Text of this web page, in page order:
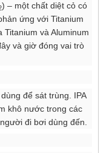
) – một chất diệt cỏ có
ứng với Titanium
Titanium và Aluminum
và giờ đóng vai trò
để sát trùng. IPA
khô nước trong các
đi bơi dùng đến.